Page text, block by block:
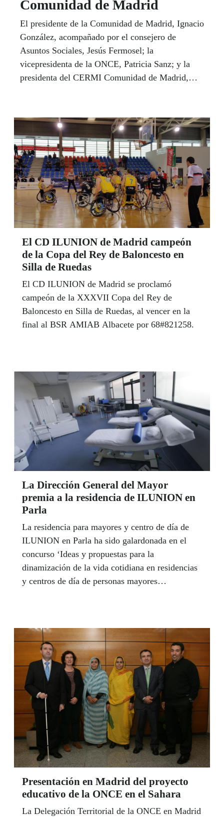
Comunidad de Madrid
El presidente de la Comunidad de Madrid, Ignacio
González, acompañado por el consejero de
Asuntos Sociales, Jesús Fermosel; la
vicepresidenta de la ONCE, Patricia Sanz; y la
presidenta del CERMI Comunidad de Madrid,
de Personas con Discapacidad que precisan el
acompañamiento de perros de asistencia.
El CD ILUNION de Madrid campeón
de la Copa del Rey de Baloncesto en
Silla de Ruedas
El CD ILUNION de Madrid se proclamó
campeón de la XXXVII Copa del Rey de
Baloncesto en Silla de Ruedas, al vencer en la
final al BSR AMIAB Albacete por 68#821258.
La Dirección General del Mayor
premia a la residencia de ILUNION en
Parla
La residencia para mayores y centro de día de
ILUNION en Parla ha sido galardonada en el
concurso ‘Ideas y propuestas para la
dinamización de la vida cotidiana en residencias
y centros de día de personas mayores
Presentación en Madrid del proyecto
educativo de la ONCE en el Sahara
La Delegación Territorial de la ONCE en Madrid